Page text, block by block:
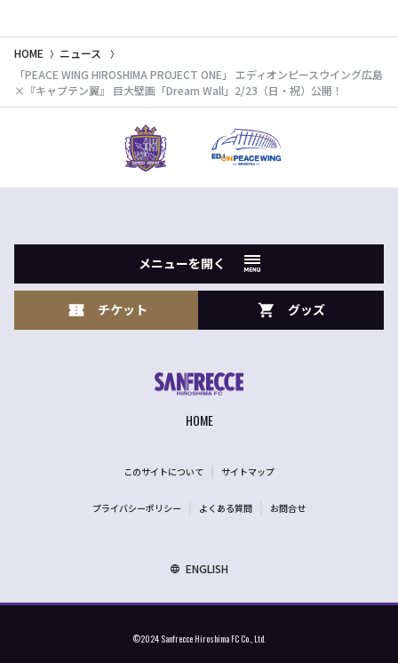
HOME
ニュース
「PEACE WING HIROSHIMA PROJECT ONE」 エディオンピースウイング広島
×『キャプテン翼』 巨大壁画「Dream Wall」2/23（日・祝）公開！
メニューを開く
チケット グッズ
HOME
このサイトについて サイトマップ
プライバシーポリシー よくある質問 お問合せ
ENGLISH
©2024 Sanfrecce Hiroshima FC Co., Ltd.